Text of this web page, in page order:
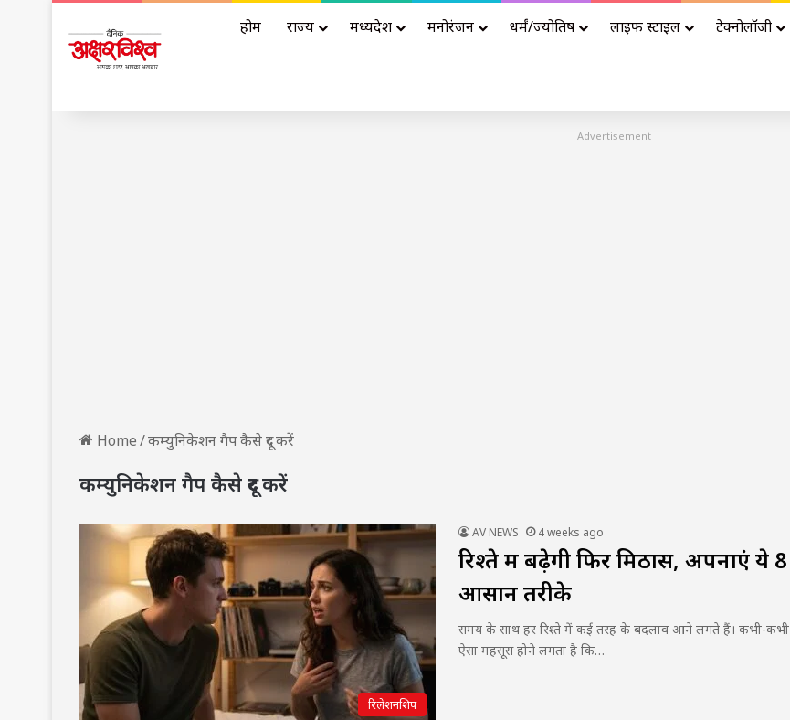
होम राज्य मध्यप्रदेश मनोरंजन धर्मं/ज्योतिष लाइफ स्टाइल टेक्नोलॉजी
Advertisement
Home/कम्युनिकेशन गैप कैसे दूर करें
कम्युनिकेशन गैप कैसे दूर करें
रिलेशनशिप
AV NEWS 4 weeks ago
रिश्ते में बढ़ेगी फिर मिठास, अपनाएं ये 8
आसान तरीके
समय के साथ हर रिश्ते में कई तरह के बदलाव आने लगते हैं। कभी-कभी
ऐसा महसूस होने लगता है कि…